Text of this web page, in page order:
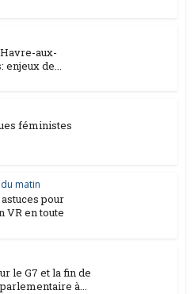
aux-
enjeux de...
féministes
matin
pour
VR en toute
le G7 et la fin de
à...